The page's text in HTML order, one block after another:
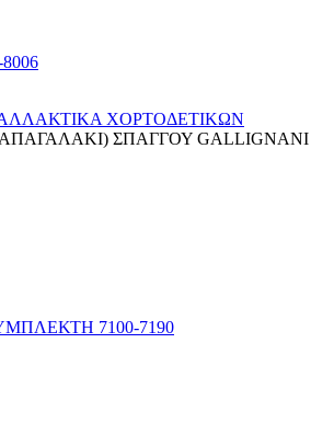
ΧΟΡΤΟΔΕΤΙΚΩΝ
ΣΠΑΓΓΟΥ GALLIGNANI
7100-7190